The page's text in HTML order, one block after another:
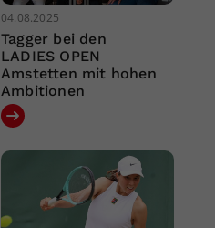
04.08.2025
Tagger bei den
LADIES OPEN
Amstetten mit hohen
Ambitionen